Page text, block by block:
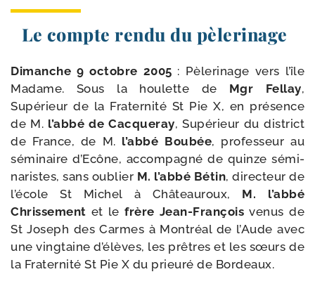
Le compte rendu du pèlerinage
Dimanche 9 octobre 2005 : Pèlerinage vers l’île
Madame. Sous la hou­lette de Mgr Fellay,
Supérieur de la Fraternité St Pie X, en pré­sence
de M. l’ab­bé de Cacqueray, Supérieur du dis­trict
de France, de M. l’ab­bé Boubée, pro­fes­seur au
sémi­naire d’Ecône, accom­pa­gné de quinze sémi­
na­ristes, sans oublier M. l’ab­bé Bétin, direc­teur de
l’é­cole St Michel à Châteauroux, M. l’ab­bé
Chrissement et le frère Jean-​François venus de
St Joseph des Carmes à Montréal de l’Aude avec
une ving­taine d’é­lèves, les prêtres et les sœurs de
la Fraternité St Pie X du prieu­ré de Bordeaux.